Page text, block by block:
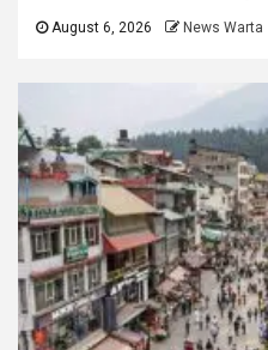
August 6, 2026 News Warta